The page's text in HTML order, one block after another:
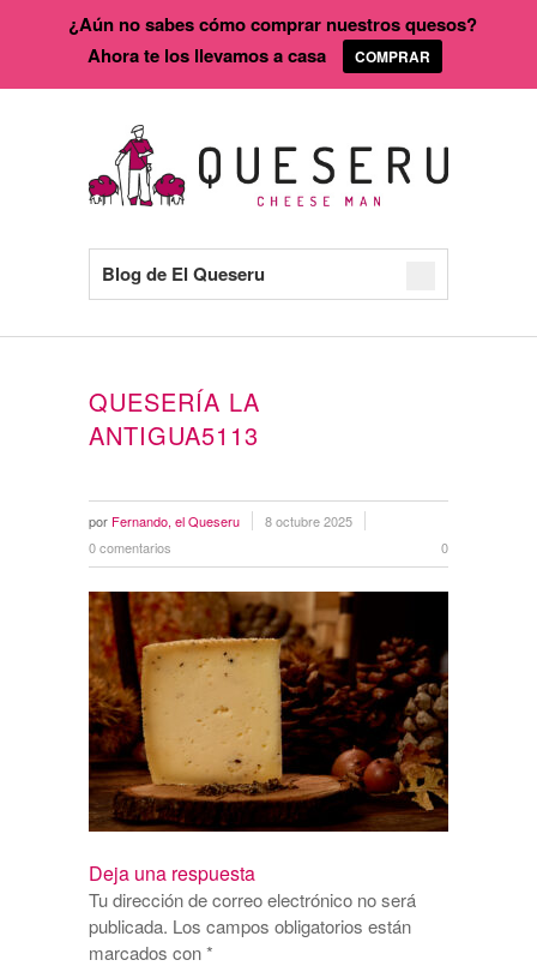
Blog de El Queseru
QUESERÍA LA
ANTIGUA5113
por Fernando, el Queseru
8 octubre 2025
0 comentarios
0
Deja una respuesta
Tu dirección de correo electrónico no será
publicada. Los campos obligatorios están
marcados con*
¿Aún no sabes cómo comprar nuestros quesos?
Ahora te los llevamos a casa
COMPRAR